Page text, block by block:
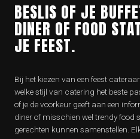
BESLIS OF JE
DINER OF FOOD
JE FEEST.
Bij het kiezen van een feest
welke stijl van catering het beste
of je de voorkeur geeft aan een
diner of misschien wel trendy food
gerechten kunnen samenstellen.